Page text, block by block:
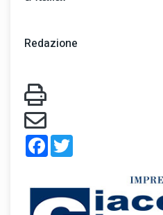
Redazione
Facebook